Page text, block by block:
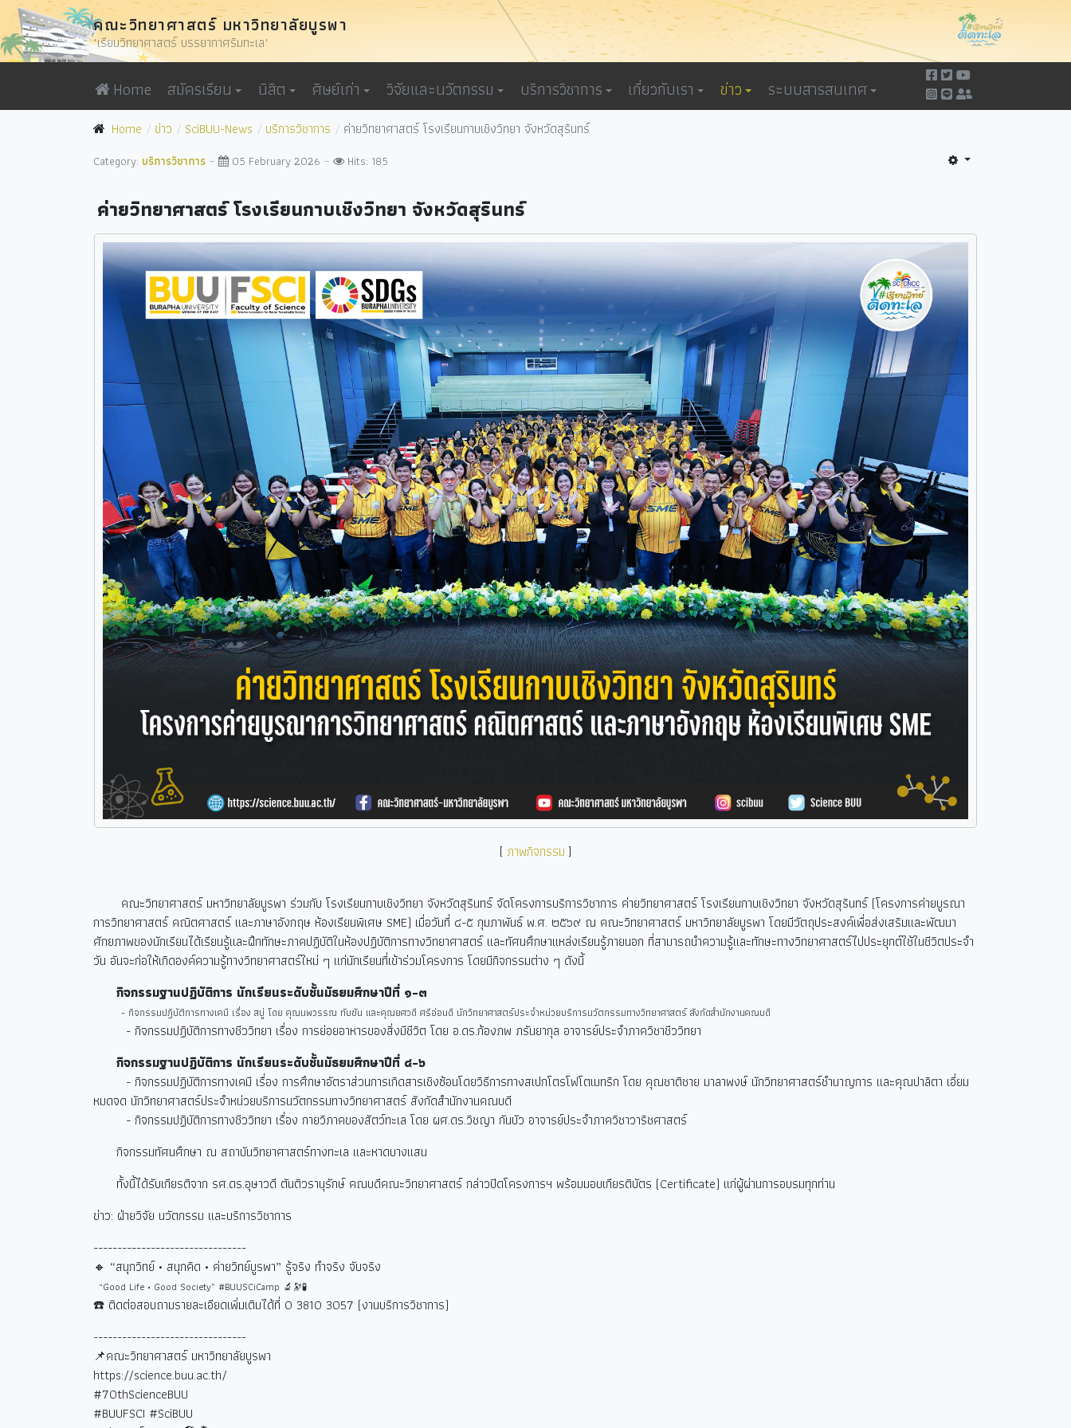
คณะวิทยาศาสตร์ มหาวิทยาลัยบูรพา
"เรียนวิทยาศาสตร์ บรรยากาศริมทะเล"
Home สมัครเรียน นิสิต ศิษย์เก่า วิจัยและนวัตกรรม บริการวิชาการ เกี่ยวกับเรา ข่าว ระบบสารสนเทศ
Home ข่าว SciBUU-News บริการวิชาการ ค่ายวิทยาศาสตร์ โรงเรียนกาบเชิงวิทยา จังหวัดสุรินทร์
Category: บริการวิชาการ 05 February 2026 Hits: 185
ค่ายวิทยาศาสตร์ โรงเรียนกาบเชิงวิทยา จังหวัดสุรินทร์
[ ภาพกิจกรรม ]
คณะวิทยาศาสตร์ มหาวิทยาลัยบูรพา ร่วมกับ โรงเรียนกาบเชิงวิทยา จังหวัดสุรินทร์ จัดโครงการบริการวิชาการ ค่ายวิทยาศาสตร์ โรงเรียนกาบเชิงวิทยา จังหวัดสุรินทร์ (โครงการค่ายบูรณา
การวิทยาศาสตร์ คณิตศาสตร์ และภาษาอังกฤษ ห้องเรียนพิเศษ SME) เมื่อวันที่ ๔-๕ กุมภาพันธ์ พ.ศ. ๒๕๖๙ ณ คณะวิทยาศาสตร์ มหาวิทยาลัยบูรพา โดยมีวัตถุประสงค์เพื่อส่งเสริมและพัฒนา
ศักยภาพของนักเรียนได้เรียนรู้และฝึกทักษะภาคปฏิบัติในห้องปฏิบัติการทางวิทยาศาสตร์ และทัศนศึกษาแหล่งเรียนรู้ภายนอก ที่สามารถนำความรู้และทักษะทางวิทยาศาสตร์ไปประยุกต์ใช้ในชีวิตประจำ
วัน อันจะก่อให้เกิดองค์ความรู้ทางวิทยาศาสตร์ใหม่ ๆ แก่นักเรียนที่เข้าร่วมโครงการ โดยมีกิจกรรมต่าง ๆ ดังนี้
กิจกรรมฐานปฏิบัติการ นักเรียนระดับชั้นมัธยมศึกษาปีที่ ๑-๓
- กิจกรรมปฏิบัติการทางเคมี เรื่อง สบู่ โดย คุณนพวรรณ ทับขัน และคุณยศวดี ศรีอ่อนดี นักวิทยาศาสตร์ประจำหน่วยบริการนวัตกรรมทางวิทยาศาสตร์ สังกัดสำนักงานคณบดี
- กิจกรรมปฏิบัติการทางชีววิทยา เรื่อง การย่อยอาหารของสิ่งมีชีวิต โดย อ.ดร.ก้องภพ ภรันยากุล อาจารย์ประจำภาควิชาชีววิทยา
กิจกรรมฐานปฏิบัติการ นักเรียนระดับชั้นมัธยมศึกษาปีที่ ๔-๖
- กิจกรรมปฏิบัติการทางเคมี เรื่อง การศึกษาอัตราส่วนการเกิดสารเชิงซ้อนโดยวิธีการทางสเปกโตรโฟโตเมทริก โดย คุณชาติชาย มาลาพงษ์ นักวิทยาศาสตร์ชำนาญการ และคุณปาลิตา เอี่ยม
หมดจด นักวิทยาศาสตร์ประจำหน่วยบริการนวัตกรรมทางวิทยาศาสตร์ สังกัดสำนักงานคณบดี
- กิจกรรมปฏิบัติการทางชีววิทยา เรื่อง กายวิภาคของสัตว์ทะเล โดย ผศ.ดร.วิชญา กันบัว อาจารย์ประจำภาควิชาวาริชศาสตร์
กิจกรรมทัศนศึกษา ณ สถาบันวิทยาศาสตร์ทางทะเล และหาดบางแสน
ทั้งนี้ได้รับเกียรติจาก รศ.ดร.อุษาวดี ตันติวรานุรักษ์ คณบดีคณะวิทยาศาสตร์ กล่าวปิดโครงการฯ พร้อมมอบเกียรติบัตร (Certificate) แก่ผู้ผ่านการอบรมทุกท่าน
ข่าว: ฝ่ายวิจัย นวัตกรรม และบริการวิชาการ
--------------------------------
🔸 “สนุกวิทย์ • สนุกคิด • ค่ายวิทย์บูรพา” รู้จริง ทำจริง จับจริง
“Good Life • Good Society” #BUUSCiCamp 🔬🔭🧪
☎️ ติดต่อสอบถามรายละเอียดเพิ่มเติมได้ที่ 0 3810 3057 (งานบริการวิชาการ)
--------------------------------
📌คณะวิทยาศาสตร์ มหาวิทยาลัยบูรพา
https://science.buu.ac.th/
#70thScienceBUU
#BUUFSCI #SciBUU